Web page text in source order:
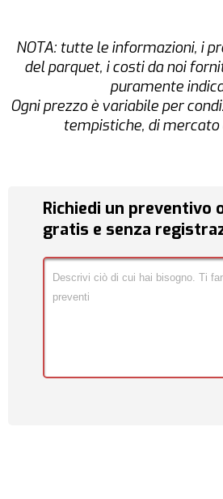
NOTA: tutte le informazioni, i
del parquet, i costi da noi
puramente
Ogni prezzo è variabile per
tempistiche, di mercato
Richiedi un preventivo
gratis e senza